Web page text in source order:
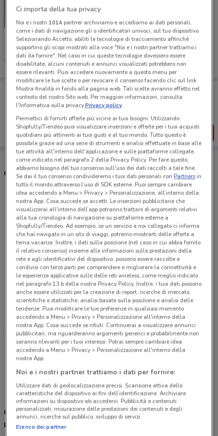
-1 GIORNO
Unieuro
Scade domani 17.8 km
Porta DoveConviene sempre con te!
Puoi trovare le migliori offerte dei negozi vicino a te,
salvarle e creare la tua lista del risparmio, comodamente
dal tuo cellulare.
SCARICA L’APP
Orari e Indirizzi Unieuro
Via Scafati, 166 Sant'antonio Abate
17.8 km
CHIUSO
Via Veneto, 9 Torre Del Greco
18.2 km
CHIUSO
Corso Nicolangelo Protopisani, Snc Napoli
24.1 km
CHIUSO
Via Croce Rossa, 221 San Giuseppe Vesuviano
25.8 km
CHIUSO
Via Benedetto Brin, 53C Napoli
26 km
CHIUSO
Tutti i negozi Unieuro
Gli sconti del nuovo volantino Unieuro e i
negozi
Ci importa della tua privacy
Noi e i nostri 1014partner archiviamo e accediamo ai dati personali,
come i dati di navigazione gli o identificatori univoci, sul tuo dispositivo.
Selezionando Accetto, abiliti le tecnologie di tracciamento affinché
supportino gli scopi mostrati alla voce "Noi e i nostri partner trattiamo i
dati da fornire". Nel caso in cui queste tecnologie dovessero essere
disabilitate, alcuni contenuti e annunci visualizzati potrebbero non
essere rilevanti. Puoi accedere nuovamente a questo menu per
modificare le tue scelte o per revocare il consenso facendo clic sul link
Mostra finalità in fondo alla pagina web. Tali scelte avranno effetto nel
contesto del nostro Sito web. Per maggiori informazioni, consulta
l'Informativa sulla privacy.Privacy policy
Permettici di fornirti offerte più vicine ai tuoi bisogni: Utilizzando
Shopfully/Tiendeo puoi visualizzare inserzioni e offerte per i tuoi acquisti
quotidiani più attinenti ai tuoi gusti e al tuo mondo. Tutto questo è
possibile grazie ad una serie di strumenti e analisi effettuate in base alle
tue attività all'interno dell'applicazione e sulle piattaforme collegate,
come indicato nel paragrafo 2 della Privacy Policy. Per fare questo,
abbiamo bisogno del tuo consenso sull'uso dei dati raccolti a tale fine.
Se dai il tuo consenso condivideremo i tuoi dati personali conPartnersin
tutto il mondo attraverso l’uso di SDK esterne. Puoi sempre cambiare
idea accedendo a Menu > Privacy > Personalizzazione, all’interno della
nostra App. Cosa succede se accetti: Le inserzioni pubblicitarie che
visualizzerai all'interno dell’app potranno trattare di argomenti relativi
alla tua cronologia di navigazione su piattaforme esterne a
Shopfully/Tiendeo. Ad esempio, se un servizio a noi collegato ci informa
che hai navigato in un sito di viaggi, potremo mostrarti delle offerte a
tema vacanze. Inoltre, i dati sulla posizione (nel caso in cui abbia fornito
il relativo consenso) insieme alle informazioni sulle prestazioni della
rete e agli identificativi del dispositivo, possono essere raccolte e
condivisi con terze parti per comprendere e migliorare la connettività e
le esperienze applicative sulle delle reti wireless, come meglio indicato
nel paragrafo 13.b della nostra Privacy Policy. Inoltre, i tuoi dati possono
anche essere utilizzati per la creazione di report, ricerche di mercato,
scientifiche e statistiche, analisi basate sulla posizione e analisi delle
tendenze. Puoi modificare le tue preferenze in qualsiasi momento
accedendo a Menu > Privacy > Personalizzazione all'interno della
nostra App. Cosa succede se rifiuti: Continuerai a visualizzare annunci
pubblicitari, ma riguarderanno argomenti generici e probabilmente non
saranno rilevanti per i tuoi interessi. Potrai sempre cambiare idea
accedendo a Menu > Privacy > Personalizzazione all'interno della
nostra App.
Noi e i nostri partner trattiamo i dati per fornire:
Utilizzare dati di geolocalizzazione precisi. Scansione attiva delle
caratteristiche del dispositivo ai fini dell’identificazione. Archiviare
informazioni su dispositivo e/o accedervi. Pubblicità e contenuti
personalizzati, misurazione delle prestazioni dei contenuti e degli
annunci, ricerche sul pubblico, sviluppo di servizi.
Elenco dei partner